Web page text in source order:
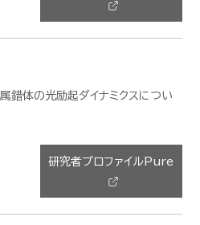
錯体の光励起ダイナミクスについ
研究者プロファイルPure